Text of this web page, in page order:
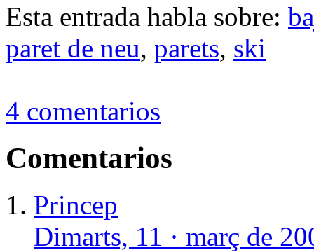
Esta entrada habla sobre:
paret de neu, parets, ski
4 comentarios
Comentarios
Princep
Dimarts, 11 · març de